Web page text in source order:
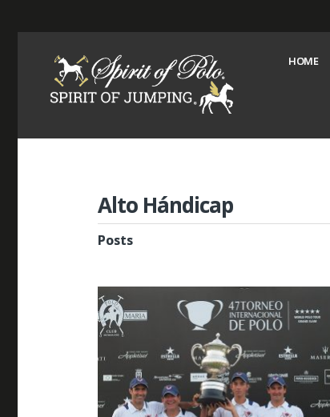
HOME
Alto Hándicap
Posts